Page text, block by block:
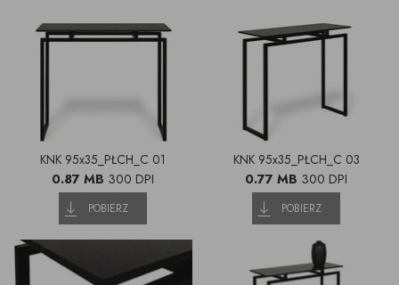
KNK 95x35_PŁCH_C 01
0.87 MB 300 DPI
POBIERZ
KNK 95x35_PŁCH_C 03
0.77 MB 300 DPI
POBIERZ